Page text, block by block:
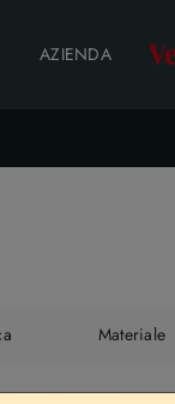
AZIENDA
Materiale